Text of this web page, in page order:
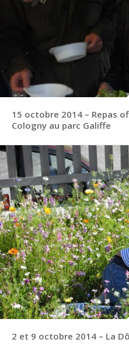
15 octobre 2014 – Repas
Cologny au parc Galiffe
2 et 9 octobre 2014 – La